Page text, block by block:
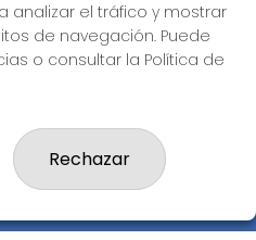
17-CADIZ - RECEPTOR
analizar el tráfico y mostrar
de navegación. Puede
o consultar la Política de
Rechazar